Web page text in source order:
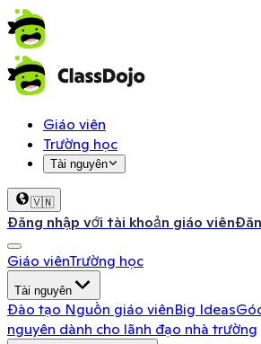
Giáo viên
Trường học
Tài nguyên
🇻🇳
Đăng nhập với tài khoản giáo viên
Giáo viênTrường học
Tài nguyên
Đào tạo Nguồn giáo viênBig Ideas
nguyên dành cho lãnh đạo nhà trường